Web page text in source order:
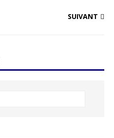
SUIVANT